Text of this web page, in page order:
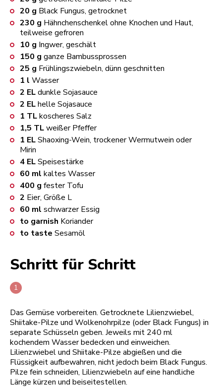
20 g Black Fungus, getrocknet
230 g Hähnchenschenkel ohne Knochen und Haut,
teilweise gefroren
10 g Ingwer, geschält
150 g ganze Bambussprossen
25 g Frühlingszwiebeln, dünn geschnitten
1 l Wasser
2 ELdunkle Sojasauce
2 ELhelle Sojasauce
1 TLkoscheres Salz
1,5 TLweißer Pfeffer
1 ELShaoxing-Wein, trockener Wermutwein oder
Mirin
4 ELSpeisestärke
60 ml kaltes Wasser
400 g fester Tofu
2 Eier, Größe L
60 ml schwarzer Essig
to garnish Koriander
to taste Sesamöl
Schritt für Schritt
Das Gemüse vorbereiten. Getrocknete Lilienzwiebel,
Shiitake-Pilze und Wolkenohrpilze (oder Black Fungus) in
separate Schüsseln geben. Jeweils mit 240 ml
kochendem Wasser bedecken und einweichen.
Lilienzwiebel und Shiitake-Pilze abgießen und die
Flüssigkeit aufbewahren, nicht jedoch beim Black Fungus.
Pilze fein schneiden, Lilienzwiebeln auf eine handliche
Länge kürzen und beiseitestellen.